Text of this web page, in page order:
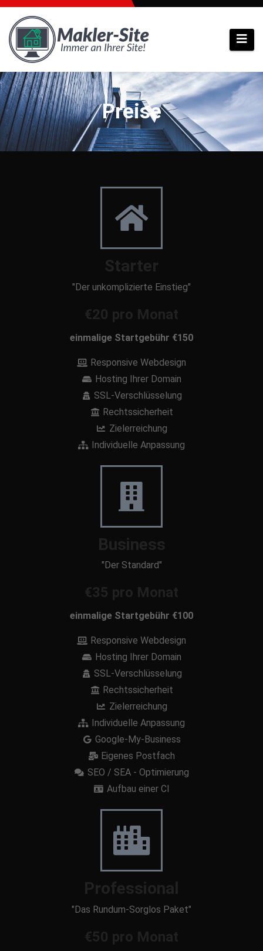
Preise
Starter
"Der unkomplizierte Einstieg"
€20 pro Monat
einmalige Startgebühr €150
Responsive Webdesign
Hosting Ihrer Domain
SSL-Verschlüsselung
Rechtssicherheit
Zielerreichung
Individuelle Anpassung
Business
"Der Standard"
€35 pro Monat
einmalige Startgebühr €100
Responsive Webdesign
Hosting Ihrer Domain
SSL-Verschlüsselung
Rechtssicherheit
Zielerreichung
Individuelle Anpassung
Google-My-Business
Eigenes Postfach
SEO / SEA - Optimierung
Aufbau einer CI
Professional
"Das Rundum-Sorglos Paket"
€50 pro Monat